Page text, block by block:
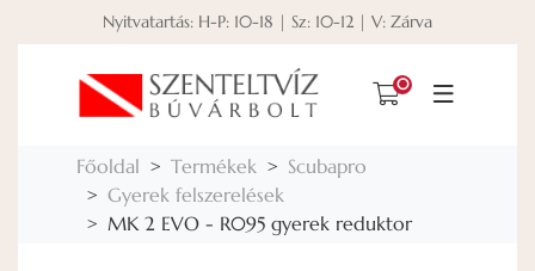
Nyitvatartás: H-P: 10-18 | Sz: 10-12 | V: Zárva
0
Főoldal Termékek
Scubapro
Gyerek felszerelések
MK 2 EVO - R095 gyerek reduktor